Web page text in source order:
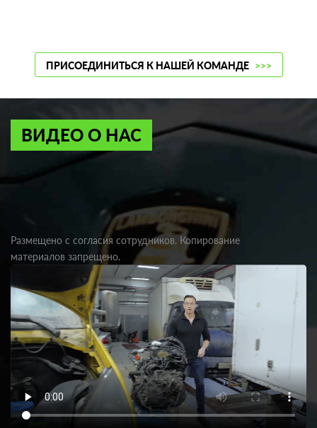
ПРИСОЕДИНИТЬСЯ К НАШЕЙ КОМАНДЕ >>>
ВИДЕО О НАС
Размещено с согласия сотрудников. Копирование
материалов запрещено.